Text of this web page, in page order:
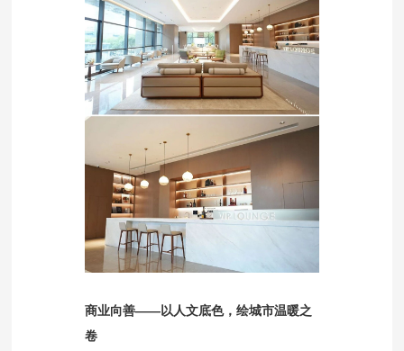
商业向善——以人文底色，绘城市温暖之
卷